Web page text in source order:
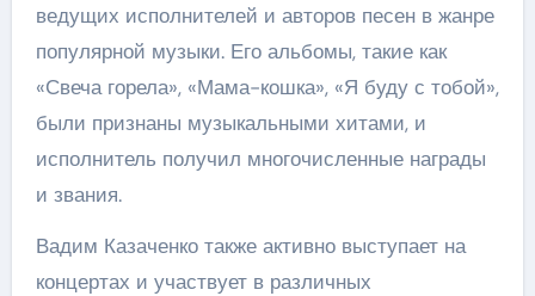
ведущих исполнителей и авторов песен в жанре
популярной музыки. Его альбомы, такие как
«Свеча горела», «Мама-кошка», «Я буду с тобой»,
были признаны музыкальными хитами, и
исполнитель получил многочисленные награды
и звания.
Вадим Казаченко также активно выступает на
концертах и участвует в различных